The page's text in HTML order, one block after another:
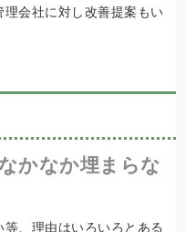
理会社に対し改善提案もい
かなか埋まらな
、理由はいろいろとある